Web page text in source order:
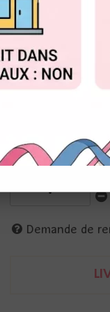
Réf. :PK9200
Pad de papiers
8 couleurs - 16
15 x 30 cm
thème : printemps
Demande de